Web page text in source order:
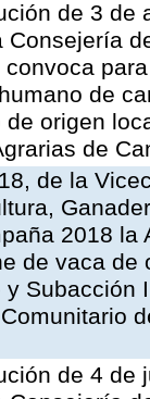
de 3
Consejería
de
origen
de
de la
2018
de vaca
Subacción
de 4